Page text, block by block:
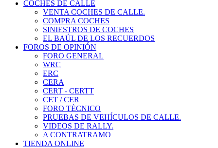
COCHES DE CALLE
VENTA COCHES DE CALLE.
COMPRA COCHES
SINIESTROS DE COCHES
EL BAÚL DE LOS RECUERDOS
FOROS DE OPINIÓN
FORO GENERAL
WRC
ERC
CERA
CERT - CERTT
CET / CER
FORO TÉCNICO
PRUEBAS DE VEHÍCULOS DE CALLE.
VIDEOS DE RALLY.
A CONTRATRAMO
TIENDA ONLINE